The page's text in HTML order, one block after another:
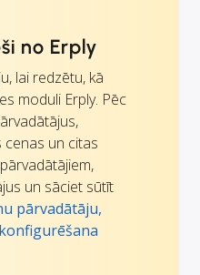
no Erply
lai redzētu, kā
moduli Erply. Pēc
cenas un citas
un sāciet sūtīt
pārvadātāju,